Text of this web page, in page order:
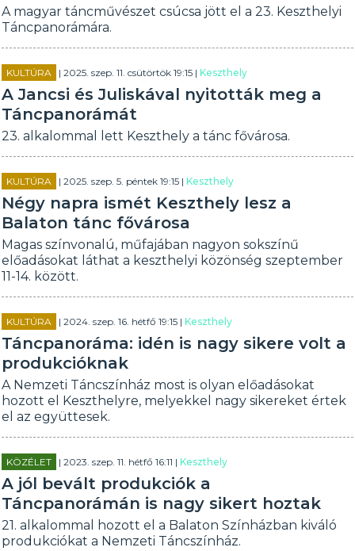
A magyar táncművészet csúcsa jött el a 23. Keszthelyi
Táncpanorámára.
KULTÚRA | 2025. szep. 11. csütörtök 19:15 |Keszthely
A Jancsi és Juliskával nyitották meg a
Táncpanorámát
23. alkalommal lett Keszthely a tánc fővárosa.
KULTÚRA | 2025. szep. 5. péntek 19:15 |Keszthely
Négy napra ismét Keszthely lesz a
Balaton tánc fővárosa
Magas színvonalú, műfajában nagyon sokszínű
előadásokat láthat a keszthelyi közönség szeptember
11-14. között.
KULTÚRA | 2024. szep. 16. hétfő 19:15 |Keszthely
Táncpanoráma: idén is nagy sikere volt a
produkcióknak
A Nemzeti Táncszínház most is olyan előadásokat
hozott el Keszthelyre, melyekkel nagy sikereket értek
el az együttesek.
KÖZÉLET | 2023. szep. 11. hétfő 16:11 |Keszthely
A jól bevált produkciók a
Táncpanorámán is nagy sikert hoztak
21. alkalommal hozott el a Balaton Színházban kiváló
produkciókat a Nemzeti Táncszínház.